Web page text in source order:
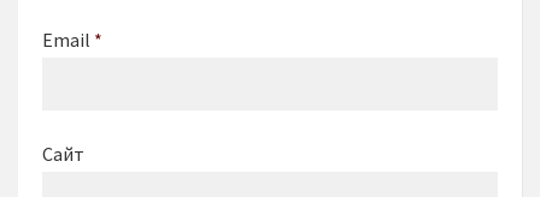
Email *
Сайт